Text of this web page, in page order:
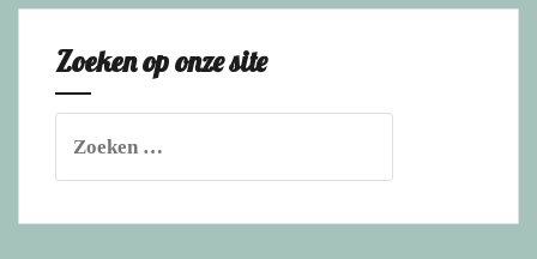
haar
mand
hondenvriendje
Zoeken op onze site
naar: